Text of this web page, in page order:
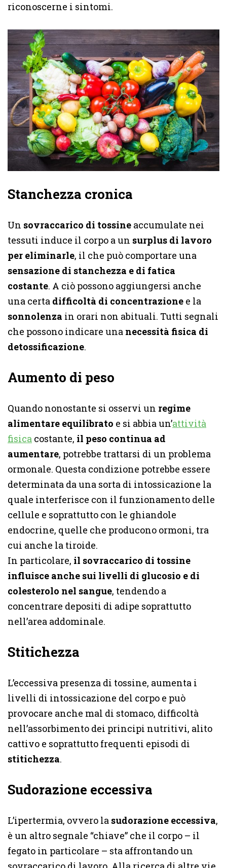
riconoscerne i sintomi.
Stanchezza cronica
Un sovraccarico di tossine accumulate nei
tessuti induce il corpo a un surplus di lavoro
per eliminarle, il che può comportare una
sensazione di stanchezza e di fatica
costante. A ciò possono aggiungersi anche
una certa difficoltà di concentrazione e la
sonnolenza in orari non abituali. Tutti segnali
che possono indicare una necessità fisica di
detossificazione.
Aumento di peso
Quando nonostante si osservi un regime
alimentare equilibrato e si abbia un’attività
fisica costante, il peso continua ad
aumentare, potrebbe trattarsi di un problema
ormonale. Questa condizione potrebbe essere
determinata da una sorta di intossicazione la
quale interferisce con il funzionamento delle
cellule e soprattutto con le ghiandole
endocrine, quelle che producono ormoni, tra
cui anche la tiroide.
In particolare, il sovraccarico di tossine
influisce anche sui livelli di glucosio e di
colesterolo nel sangue, tendendo a
concentrare depositi di adipe soprattutto
nell’area addominale.
Stitichezza
L’eccessiva presenza di tossine, aumenta i
livelli di intossicazione del corpo e può
provocare anche mal di stomaco, difficoltà
nell’assorbimento dei principi nutritivi, alito
cattivo e soprattutto frequenti episodi di
stitichezza.
Sudorazione eccessiva
L’ipertermia, ovvero la sudorazione eccessiva,
è un altro segnale “chiave” che il corpo – il
fegato in particolare – sta affrontando un